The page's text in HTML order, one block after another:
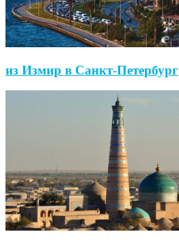
из Измир в Санкт-Петербург